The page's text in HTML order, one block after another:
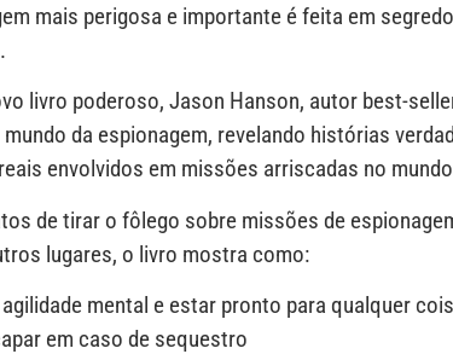
mais perigosa e importante é feita em
livro poderoso, Jason Hanson, autor best-
da espionagem, revelando histórias
envolvidos em missões arriscadas no
de tirar o fôlego sobre missões de
lugares, o livro mostra como:
mental e estar pronto para qualquer
em caso de sequestro